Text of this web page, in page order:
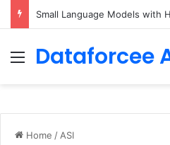
5 Free Courses to Learn
Menu
Dataforcee
Home / ASI